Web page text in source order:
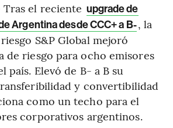
el reciente upgrade de
Argentina desde CCC+ a B-, la
S&P Global mejoró
de riesgo para ocho emisores
país. Elevó de B- a B su
y convertibilidad
como un techo para el
corporativos argentinos.